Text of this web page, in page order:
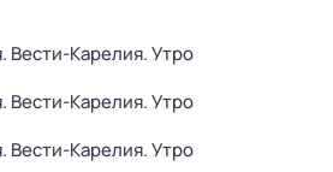
Вести-Карелия. Утро
Вести-Карелия. Утро
Вести-Карелия. Утро